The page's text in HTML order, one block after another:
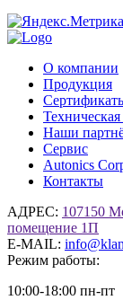
О компании
Продукция
Наши
Сервис
Autonics
Контакты
АДРЕС: 107150
помещение 1П
E-MAIL:
Режим работы:
10:00-18:00 пн-пт